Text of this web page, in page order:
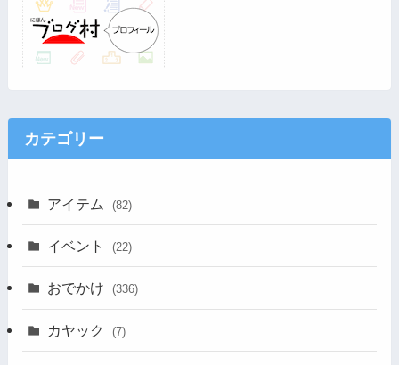
カテゴリー
アイテム (82)
イベント (22)
おでかけ (336)
カヤック (7)